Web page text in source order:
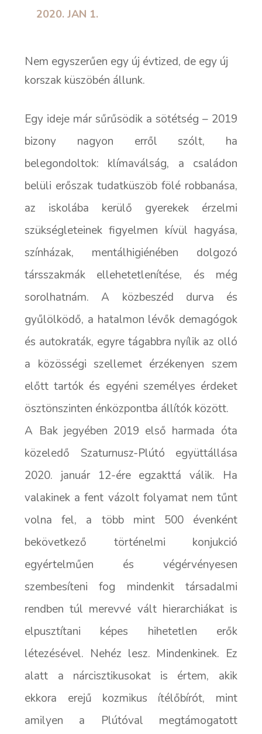
2020. JAN 1.
Nem egyszerűen egy új évtized, de egy új
korszak küszöbén állunk.
Egy ideje már sűrűsödik a sötétség – 2019
bizony nagyon erről szólt, ha
belegondoltok: klímaválság, a családon
belüli erőszak tudatküszöb fölé robbanása,
az iskolába kerülő gyerekek érzelmi
szükségleteinek figyelmen kívül hagyása,
színházak, mentálhigiénében dolgozó
társszakmák ellehetetlenítése, és még
sorolhatnám. A közbeszéd durva és
gyűlölködő, a hatalmon lévők demagógok
és autokraták, egyre tágabbra nyílik az olló
a közösségi szellemet érzékenyen szem
előtt tartók és egyéni személyes érdeket
ösztönszinten énközpontba állítók között.
A Bak jegyében 2019 első harmada óta
közeledő Szaturnusz-Plútó együttállása
2020. január 12-ére egzakttá válik. Ha
valakinek a fent vázolt folyamat nem tűnt
volna fel, a több mint 500 évenként
bekövetkező történelmi konjukció
egyértelműen és végérvényesen
szembesíteni fog mindenkit társadalmi
rendben túl merevvé vált hierarchiákat is
elpusztítani képes hihetetlen erők
létezésével. Nehéz lesz. Mindenkinek. Ez
alatt a nárcisztikusokat is értem, akik
ekkora erejű kozmikus ítélőbírót, mint
amilyen a Plútóval megtámogatott